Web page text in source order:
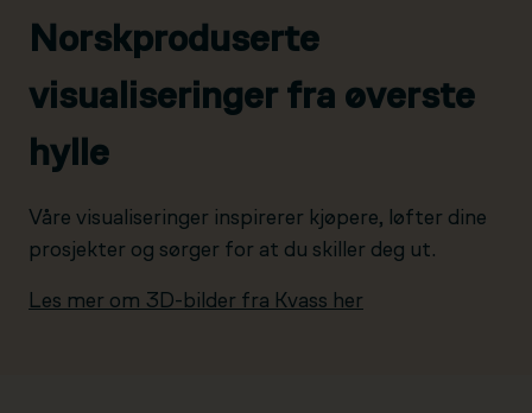
Norskproduserte
visualiseringer fra øverste
hylle
Våre visualiseringer inspirerer kjøpere, løfter dine
prosjekter og sørger for at du skiller deg ut.
Les mer om 3D-bilder fra Kvass her